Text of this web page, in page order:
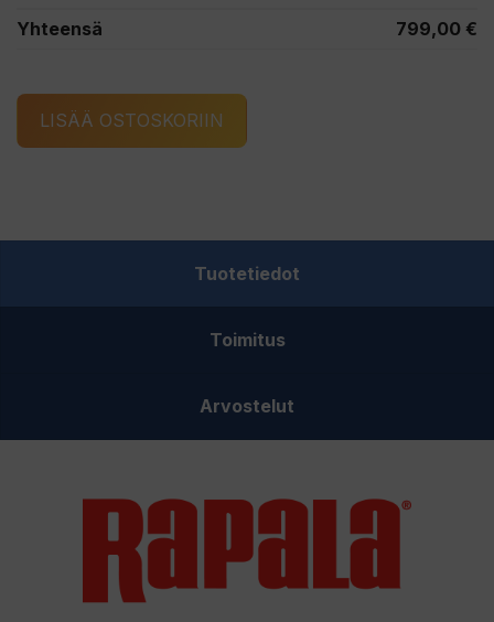
Yhteensä
799,00 €
Rapala
Ice
LISÄÄ OSTOSKORIIN
Tuotetiedot
Toimitus
Arvostelut